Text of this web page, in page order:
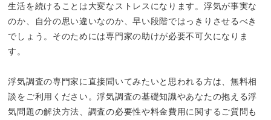
生活を続けることは大変なストレスになります。浮気が事実な
のか、自分の思い違いなのか、早い段階ではっきりさせるべき
でしょう。そのためには専門家の助けが必要不可欠になりま
す。
浮気調査の専門家に直接聞いてみたいと思われる方は、無料相
談をご利用ください。浮気調査の基礎知識やあなたの抱える浮
気問題の解決方法、調査の必要性や料金費用に関するご質問も